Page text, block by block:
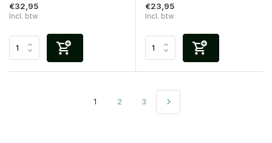
€32,95
Incl. btw
€23,95
Incl. btw
1 2 3